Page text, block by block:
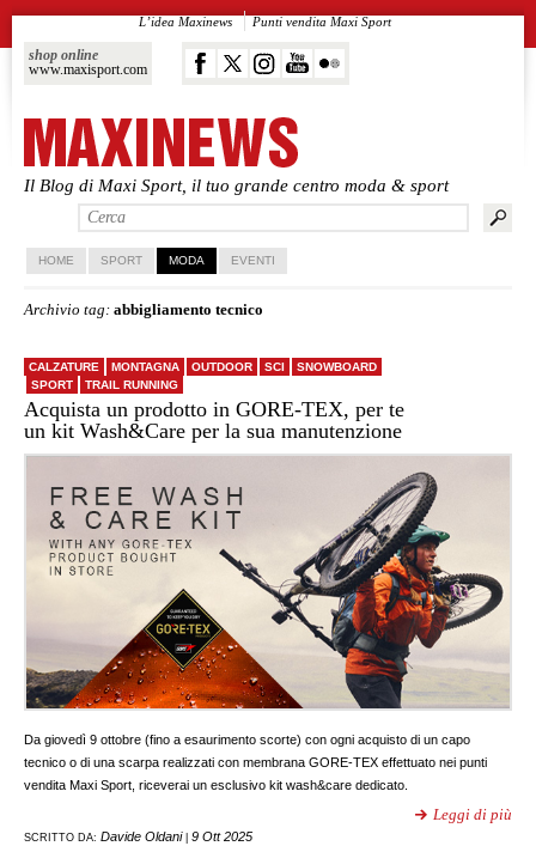
Il Blog di Maxi Sport, il tuo grande centro moda & sport
shop online
www.maxisport.com
L’idea Maxinews Punti vendita Maxi Sport
Vai al contenuto principale
Vai al contenuto secondario
HOME SPORT MODA EVENTI
Archivio tag:abbigliamento tecnico
CALZATURE MONTAGNA OUTDOOR SCI
SNOWBOARD
SPORT
TRAIL RUNNING
Acquista un prodotto in GORE-TEX, per te
un kit Wash&Care per la sua manutenzione
Da giovedì 9 ottobre (fino a esaurimento scorte) con ogni acquisto di un capo
tecnico o di una scarpa realizzati con membrana GORE-TEX effettuato nei punti
vendita Maxi Sport, riceverai un esclusivo kit wash&care dedicato.
Leggi di più
SCRITTO DA: Davide Oldani 9 Ott 2025